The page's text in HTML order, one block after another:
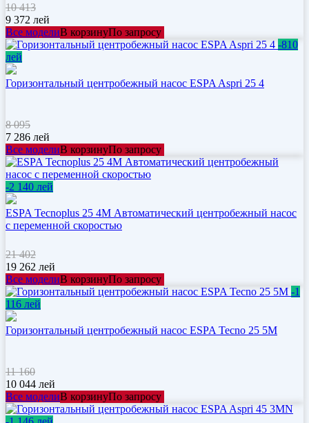
10 413
9 372 лей
Все моделиВ корзинуПо запросу
-810
лей
Горизонтальный центробежный насос ESPA Aspri 25 4
8 095
7 286 лей
Все моделиВ корзинуПо запросу
-2 140 лей
ESPA Tecnoplus 25 4M Автоматический центробежный насос
с переменной скоростью
21 402
19 262 лей
Все моделиВ корзинуПо запросу
-1
116 лей
Горизонтальный центробежный насос ESPA Tecno 25 5M
11 160
10 044 лей
Все моделиВ корзинуПо запросу